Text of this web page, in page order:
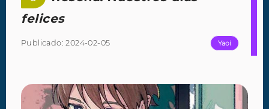
felices
Publicado: 2024-02-05 Yaoi